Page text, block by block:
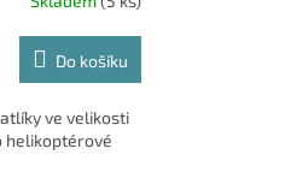
Do košíku
ve velikosti
helikoptérové